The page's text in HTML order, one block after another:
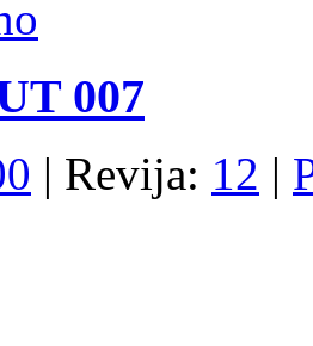
007
| Revija: 12 |